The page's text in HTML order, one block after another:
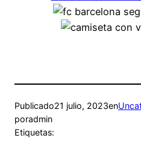
Publicado21 julio, 2023en
poradmin
Etiquetas: